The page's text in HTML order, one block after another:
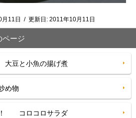
11日 / 更新日: 2011年10月11日
ページ
大豆と小魚の揚げ煮
め物
！ コロコロサラダ